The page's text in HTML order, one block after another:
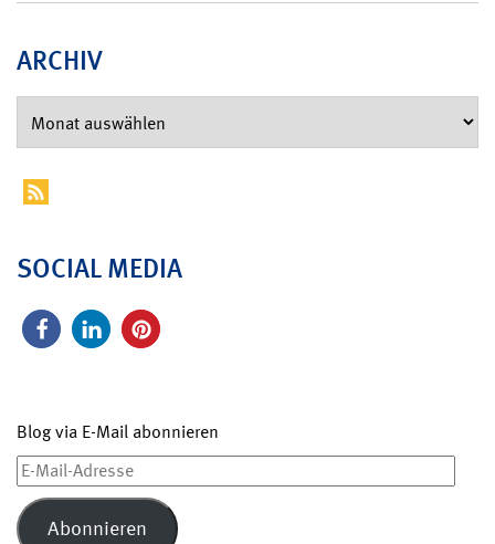
ARCHIV
SOCIAL MEDIA
Blog via E-Mail abonnieren
E-
Mail-
Adresse
Abonnieren